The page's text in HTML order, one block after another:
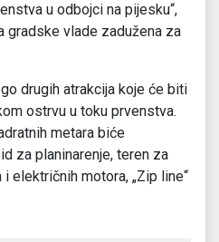
u odbojci na pijesku“,
gradske vlade zadužena za
drugih atrakcija koje će biti
ostrvu u toku prvenstva.
metara biće
za planinarenje, teren za
električnih motora, „Zip line“